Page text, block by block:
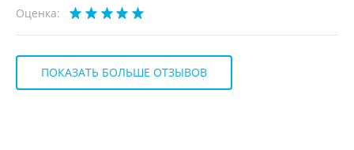
Оценка:
ПОКАЗАТЬ БОЛЬШЕ ОТЗЫВОВ